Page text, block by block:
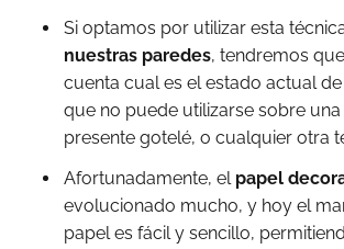
Si optamos por utilizar esta
nuestras paredes, tendremos
cuenta cual es el estado actual
que no puede utilizarse sobre
presente gotelé, o cualquier otra
Afortunadamente, el papel
evolucionado mucho, y hoy el
papel es fácil y sencillo,